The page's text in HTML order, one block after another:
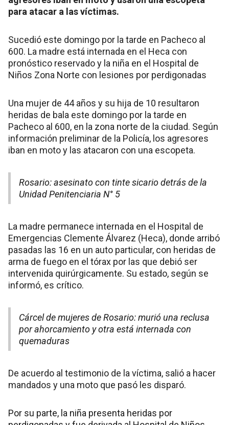
para atacar a las víctimas.
Sucedió este domingo por la tarde en Pacheco al
600. La madre está internada en el Heca con
pronóstico reservado y la niña en el Hospital de
Niños Zona Norte con lesiones por perdigonadas
Una mujer de 44 años y su hija de 10 resultaron
heridas de bala este domingo por la tarde en
Pacheco al 600, en la zona norte de la ciudad. Según
información preliminar de la Policía, los agresores
iban en moto y las atacaron con una escopeta.
Rosario: asesinato con tinte sicario detrás de la
Unidad Penitenciaria N° 5
La madre permanece internada en el Hospital de
Emergencias Clemente Álvarez (Heca), donde arribó
pasadas las 16 en un auto particular, con heridas de
arma de fuego en el tórax por las que debió ser
intervenida quirúrgicamente. Su estado, según se
informó, es crítico.
Cárcel de mujeres de Rosario: murió una reclusa
por ahorcamiento y otra está internada con
quemaduras
De acuerdo al testimonio de la víctima, salió a hacer
mandados y una moto que pasó les disparó.
Por su parte, la niña presenta heridas por